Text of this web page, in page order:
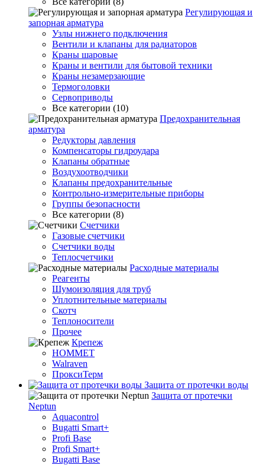
Регулирующая и
запорная арматура
Узлы нижнего подключения
Вентили и клапаны для радиаторов
Краны шаровые
Краны и вентили для бытовой техники
Краны незамерзающие
Термоголовки
Сервоприводы
Все категории (10)
Предохранительная
арматура
Редукторы давления
Компенсаторы гидроудара
Клапаны обратные
Воздухоотводчики
Клапаны предохранительные
Контрольно-измерительные приборы
Группы безопасности
Все категории (8)
Счетчики
Газовые счетчики
Счетчики воды
Теплосчетчики
Расходные материалы
Реагенты
Шумоизоляция для труб
Уплотнительные материалы
Скотч
Теплоносители
Прочее
Крепеж
HOMMET
Walraven
ПроксиТерм
Защита от протечки воды
Защита от протечки
Neptun
Aquacontrol
Bugatti Smart+
Profi Base
Profi Smart+
Bugatti Base